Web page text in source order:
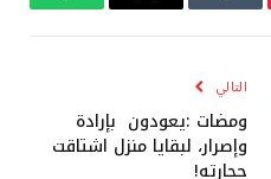
Tumblr
البريد
واتساب
التالي
ومضات :يعودون بإرادة
وإصرار، لبقايا منزل اشتاقت
حجارته!